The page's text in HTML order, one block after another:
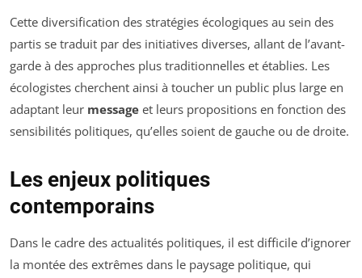
Cette diversification des stratégies écologiques au sein des
partis se traduit par des initiatives diverses, allant de l’avant-
garde à des approches plus traditionnelles et établies. Les
écologistes cherchent ainsi à toucher un public plus large en
adaptant leur message et leurs propositions en fonction des
sensibilités politiques, qu’elles soient de gauche ou de droite.
Les enjeux politiques
contemporains
Dans le cadre des actualités politiques, il est difficile d’ignorer
la montée des extrêmes dans le paysage politique, qui